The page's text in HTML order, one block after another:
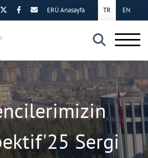
×
TR EN
ERÜ Anasayfa
Sergi